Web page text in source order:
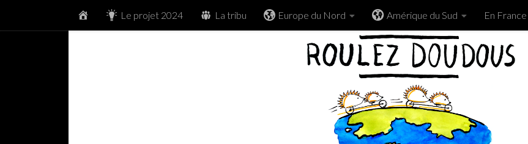
Skip to content Accueil Le projet 2024 La tribu Europe du Nord Amérique du Sud En France